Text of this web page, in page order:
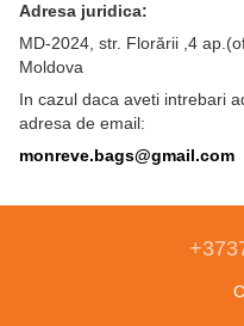
Adresa juridica:
MD-2024, str. Florării ,4
Moldova
In cazul daca aveti intrebari
adresa de email:
monreve.bags@gmail.com